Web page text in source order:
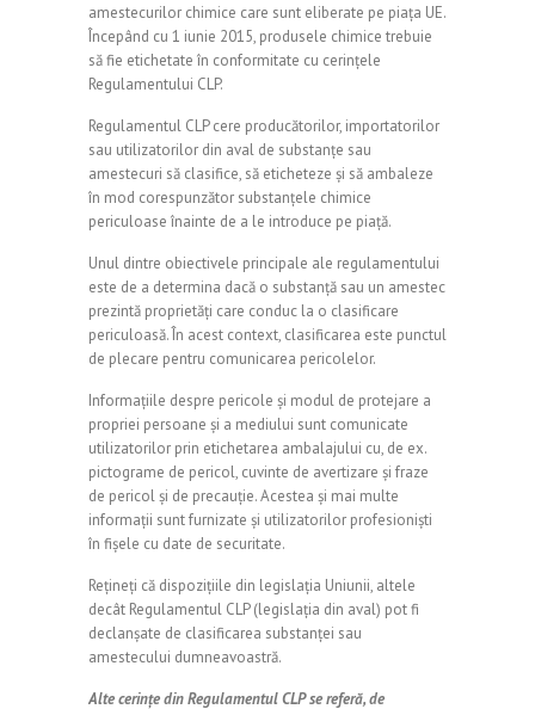
amestecurilor chimice care sunt eliberate pe piața UE.
Începând cu 1 iunie 2015, produsele chimice trebuie
să fie etichetate în conformitate cu cerințele
Regulamentului CLP.
Regulamentul CLP cere producătorilor, importatorilor
sau utilizatorilor din aval de substanțe sau
amestecuri să clasifice, să eticheteze și să ambaleze
în mod corespunzător substanțele chimice
periculoase înainte de a le introduce pe piață.
Unul dintre obiectivele principale ale regulamentului
este de a determina dacă o substanță sau un amestec
prezintă proprietăți care conduc la o clasificare
periculoasă. În acest context, clasificarea este punctul
de plecare pentru comunicarea pericolelor.
Informațiile despre pericole și modul de protejare a
propriei persoane și a mediului sunt comunicate
utilizatorilor prin etichetarea ambalajului cu, de ex.
pictograme de pericol, cuvinte de avertizare și fraze
de pericol și de precauție. Acestea și mai multe
informații sunt furnizate și utilizatorilor profesioniști
în fișele cu date de securitate.
Rețineți că dispozițiile din legislația Uniunii, altele
decât Regulamentul CLP (legislația din aval) pot fi
declanșate de clasificarea substanței sau
amestecului dumneavoastră.
Alte cerințe din Regulamentul CLP se referă, de